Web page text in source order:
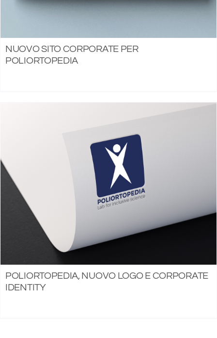
NUOVO SITO CORPORATE PER
POLIORTOPEDIA
POLIORTOPEDIA, NUOVO LOGO E CORPORATE
IDENTITY